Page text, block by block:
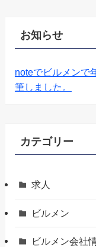
お知らせ
noteでビルメンで
筆しました。
カテゴリー
求人
ビルメン
ビルメン会社